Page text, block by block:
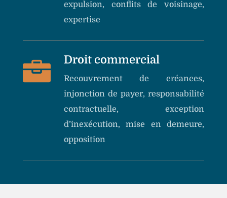
expulsion, conflits de voisinage,
expertise
 Droit commercial
Recouvrement de créances,
injonction de payer, responsabilité
contractuelle, exception
d’inexécution, mise en demeure,
opposition